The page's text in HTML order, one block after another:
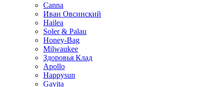
Canna
Иван Овсинский
Hailea
Soler & Palau
Honey-Bag
Milwaukee
Здоровья Клад
Apollo
Happysun
Gavita